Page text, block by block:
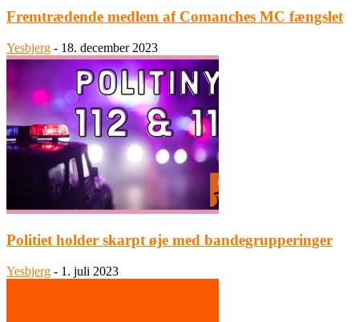
Fremtrædende medlem af Comanches MC fængslet
Yesbjerg - 18. december 2023
Politiet holder skarpt øje med bandegrupperinger
Yesbjerg - 1. juli 2023